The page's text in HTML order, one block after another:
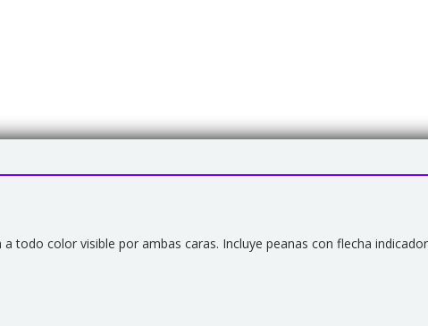
todo color visible por ambas caras. Incluye peanas con flecha